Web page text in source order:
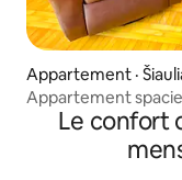
Appartement ·
Appartement
Le confort